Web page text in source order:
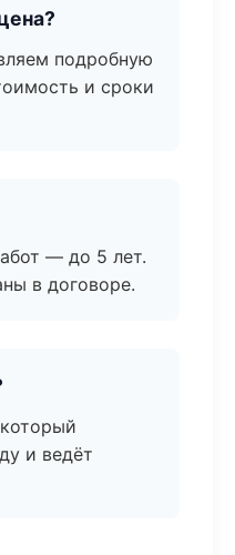
подробную
и сроки
— до 5 лет.
в договоре.
и ведёт